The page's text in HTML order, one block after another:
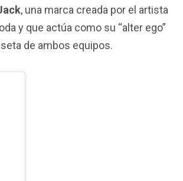
, una marca creada por el artista
y que actúa como su “alter ego”
de ambos equipos.